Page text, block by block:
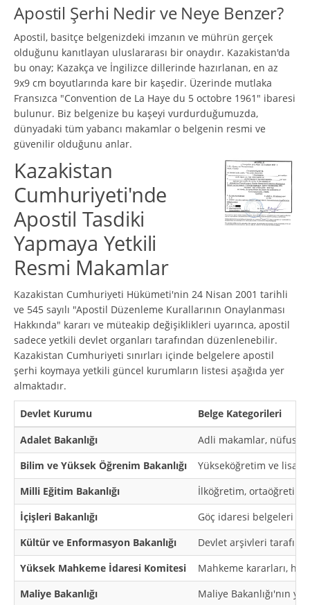
Apostil Şerhi Nedir ve Neye Benzer?
Apostil, basitçe belgenizdeki imzanın ve mührün gerçek
olduğunu kanıtlayan uluslararası bir onaydır. Kazakistan'da
bu onay; Kazakça ve İngilizce dillerinde hazırlanan, en az
9x9 cm boyutlarında kare bir kaşedir. Üzerinde mutlaka
Fransızca "Convention de La Haye du 5 octobre 1961" ibaresi
bulunur. Biz belgenize bu kaşeyi vurdurduğumuzda,
dünyadaki tüm yabancı makamlar o belgenin resmi ve
güvenilir olduğunu anlar.
Kazakistan
Cumhuriyeti'nde
Apostil Tasdiki
Yapmaya Yetkili
Resmi Makamlar
Kazakistan Cumhuriyeti Hükümeti'nin 24 Nisan 2001 tarihli
ve 545 sayılı "Apostil Düzenleme Kurallarının Onaylanması
Hakkında" kararı ve müteakip değişiklikleri uyarınca, apostil
sadece yetkili devlet organları tarafından düzenlenebilir.
Kazakistan Cumhuriyeti sınırları içinde belgelere apostil
şerhi koymaya yetkili güncel kurumların listesi aşağıda yer
almaktadır.
Devlet Kurumu
Belge Kategorileri
Adalet Bakanlığı
Adli makamlar, nüfus
Bilim ve Yüksek Öğrenim Bakanlığı
Yükseköğretim ve
Milli Eğitim Bakanlığı
İlköğretim, ortaöğretim,
İçişleri Bakanlığı
Göç idaresi belgeleri
Kültür ve Enformasyon Bakanlığı
Devlet arşivleri
Yüksek Mahkeme İdaresi Komitesi
Mahkeme kararları,
Maliye Bakanlığı
Maliye Bakanlığı'nın